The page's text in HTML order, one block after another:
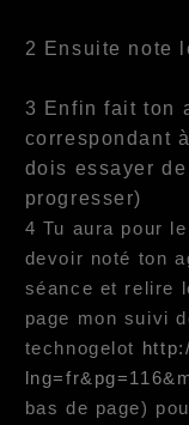
2 Ensuite note
3 Enfin fait ton
correspondant
dois essayer
progresser)
4 Tu aura pour
devoir noté ton
séance et relire
page mon suivi
technogelot
bas de page)